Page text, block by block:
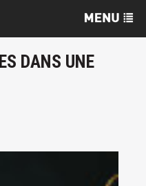
DANS UNE